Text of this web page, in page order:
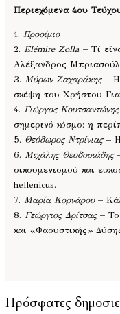
Περιεχόμενα 4ου
1. Προοίμιο
2. Elémire Zolla – Τί
Αλέξανδρος
3. Μύρων Ζαχαράκης– Η
σκέψη του Χρήστου
4. Γιώργος Κουτσαντώνης
σημερινό κόσμο: η
5. Θεόδωρος Ντρίνιας– Η
6. Μιχάλης Θεοδοσιάδης
οικουμενισμού και
hellenicus.
7. Μαρία Κορνάρου–
8. Γεώργιος Δρίτσας– Το
και «Φαουστικής»
Πρόσφατες